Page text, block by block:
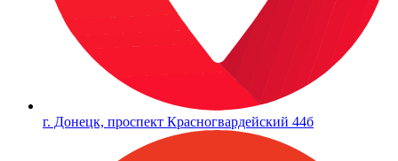
г. Донецк, проспект Красногвардейский 44б